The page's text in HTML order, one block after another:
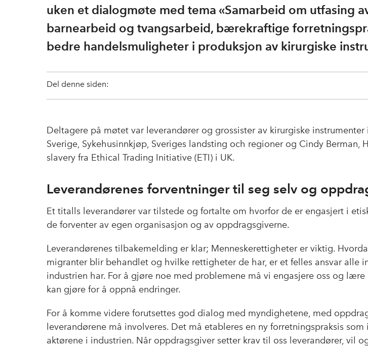
uken et dialogmøte med tema «Samarbeid om utfasing
barnearbeid og tvangsarbeid, bærekraftige
bedre handelsmuligheter i produksjon av kirurgiske
Del denne siden:
Deltagere på møtet var leverandører og grossister av kirurgiske
Sverige, Sykehusinnkjøp, Sveriges landsting och regioner og Cindy Berman,
slavery fra Ethical Trading Initiative (ETI) i UK.
Leverandørenes forventninger til seg selv og
Et titalls leverandører var tilstede og fortalte om hvorfor de er engasjert i
de forventer av egen organisasjon og av oppdragsgiverne.
Leverandørenes tilbakemelding er klar; Menneskerettigheter er viktig.
migranter blir behandlet og hvilke rettigheter de har, er et felles ansvar alle
industrien har. For å gjøre noe med problemene må vi engasjere oss og lære
kan gjøre for å oppnå endringer.
For å komme videre forutsettes god dialog med myndighetene, med
leverandørene må involveres. Det må etableres en ny forretningspraksis
aktørene i industrien. Når oppdragsgiver setter krav til oss leverandører, vil